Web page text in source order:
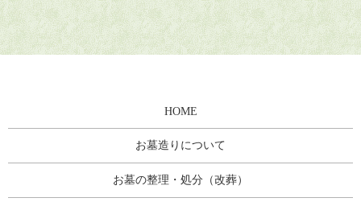
HOME
お墓造りについて
お墓の整理・処分（改葬）